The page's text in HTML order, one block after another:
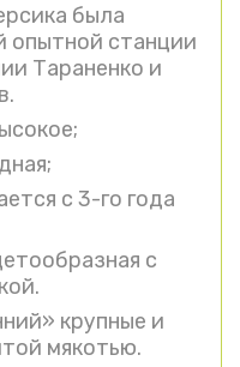
была
опытной станции
Тараненко и
с 3-го года
с
крупные и
мякотью.